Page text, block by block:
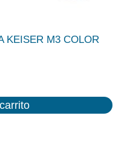
KEISER M3 COLOR